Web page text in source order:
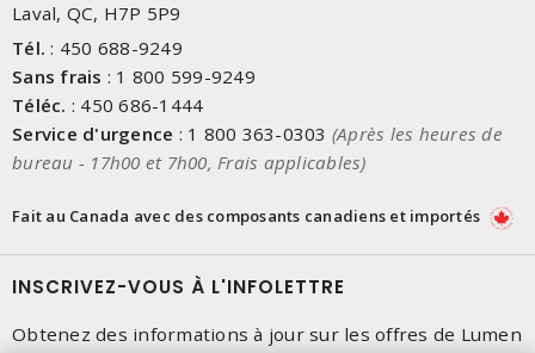
Laval, QC, H7P 5P9
Tél. : 450 688-9249
Sans frais : 1 800 599-9249
Téléc. : 450 686-1444
Service d'urgence : 1 800 363-0303 (Après les heures de
bureau - 17h00 et 7h00, Frais applicables)
Fait au Canada avec des composants canadiens et importés
INSCRIVEZ-VOUS À L'INFOLETTRE
Obtenez des informations à jour sur les offres de Lumen